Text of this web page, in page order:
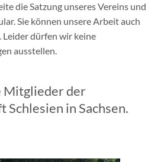
die Satzung unseres Vereins und
Sie können unsere Arbeit auch
dürfen wir keine
ausstellen.
Mitglieder der
Schlesien in Sachsen.